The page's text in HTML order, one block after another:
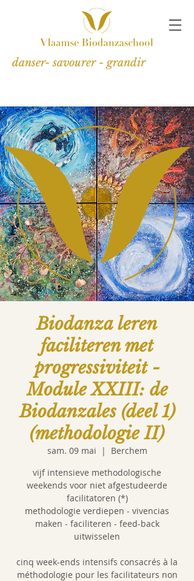
danser- savourer - grandir
Biodanza leren
faciliteren met
progressiviteit -
Module XXIII: de
Biodanzales (deel 1)
(methodologie II)
sam. 09 mai
  |
Berchem
vijf intensieve methodologische
weekends voor niet afgestudeerde
facilitatoren (*)
methodologie verdiepen - vivencias
maken - faciliteren - feed-back
uitwisselen
cinq week-ends intensifs consacrés à la
méthodologie pour les facilitateurs non